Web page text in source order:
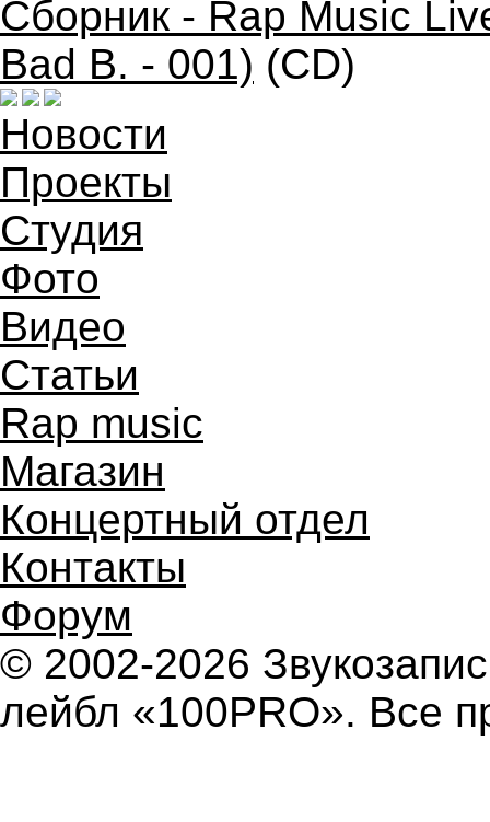
Сборник - Rap Music
Bad B. - 001) (CD)
Новости
Проекты
Студия
Фото
Видео
Статьи
Rap music
Магазин
Концертный отдел
Контакты
Форум
© 2002-2026
лейбл «100PRO». Все